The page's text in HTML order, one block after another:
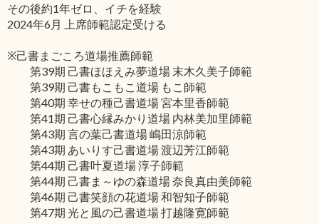
その後約1年ゼロ、イチを経験
2024年6月 上席師範認定受ける
※己書まごころ道場推薦師範
第39期 己書ほほえみ夢道場 末木久美子師範
第39期 己書もこもこ道場 もこ師範
第40期 幸せの種己書道場 宮本里香師範
第41期 己書心縁みかり道場 内林美加里師範
第43期 言の葉己書道場 嶋田涼師範
第43期 あいりす己書道場 渡辺芳江師範
第44期 己書叶夏道場 淳子師範
第44期 己書ま～ゆの森道場 奈良真由美師範
第46期 己書笑顔の花道場 和智知子師範
第47期 光と風の己書道場 打越隆寛師範